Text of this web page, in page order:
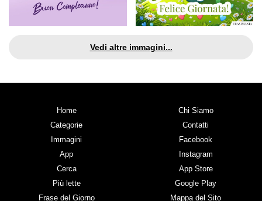
Vedi altre immagini...
Home
Categorie
Immagini
App
Cerca
Più lette
Frase del Giorno
Chi Siamo
Contatti
Facebook
Instagram
App Store
Google Play
Mappa del Sito